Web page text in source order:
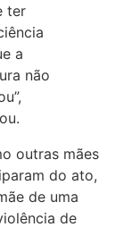
ter
a
não
outras mães
do ato,
de uma
de